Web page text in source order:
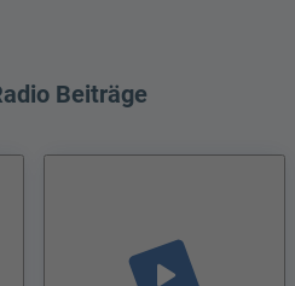
Beiträge
play_arrow